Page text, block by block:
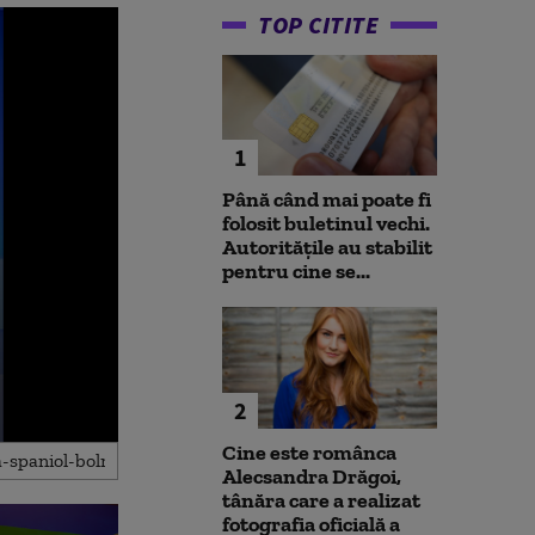
TOP CITITE
1
Până când mai poate fi
folosit buletinul vechi.
Autoritățile au stabilit
pentru cine se...
2
Cine este românca
Alecsandra Drăgoi,
tânăra care a realizat
fotografia oficială a